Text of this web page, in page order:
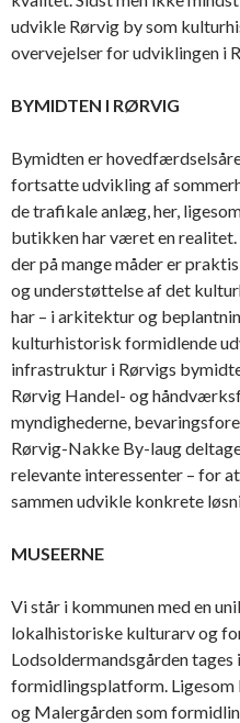
udvikle Rørvig by som
overvejelser for udviklingen i
BYMIDTEN I RØRVIG
Bymidten er
fortsatte udvikling af
de trafikale anlæg, her,
butikken har været en
der på mange måder er
og understøttelse af det
har – i arkitektur og
kulturhistorisk formidlende
infrastruktur i Rørvigs
Rørvig Handel- og
myndighederne,
Rørvig-Nakke By-laug
relevante interessenter – for
sammen udvikle konkrete
MUSEERNE
Vi står i kommunen med en
lokalhistoriske kulturarv og
Lodsoldermandsgården
formidlingsplatform. Ligesom
og Malergården som